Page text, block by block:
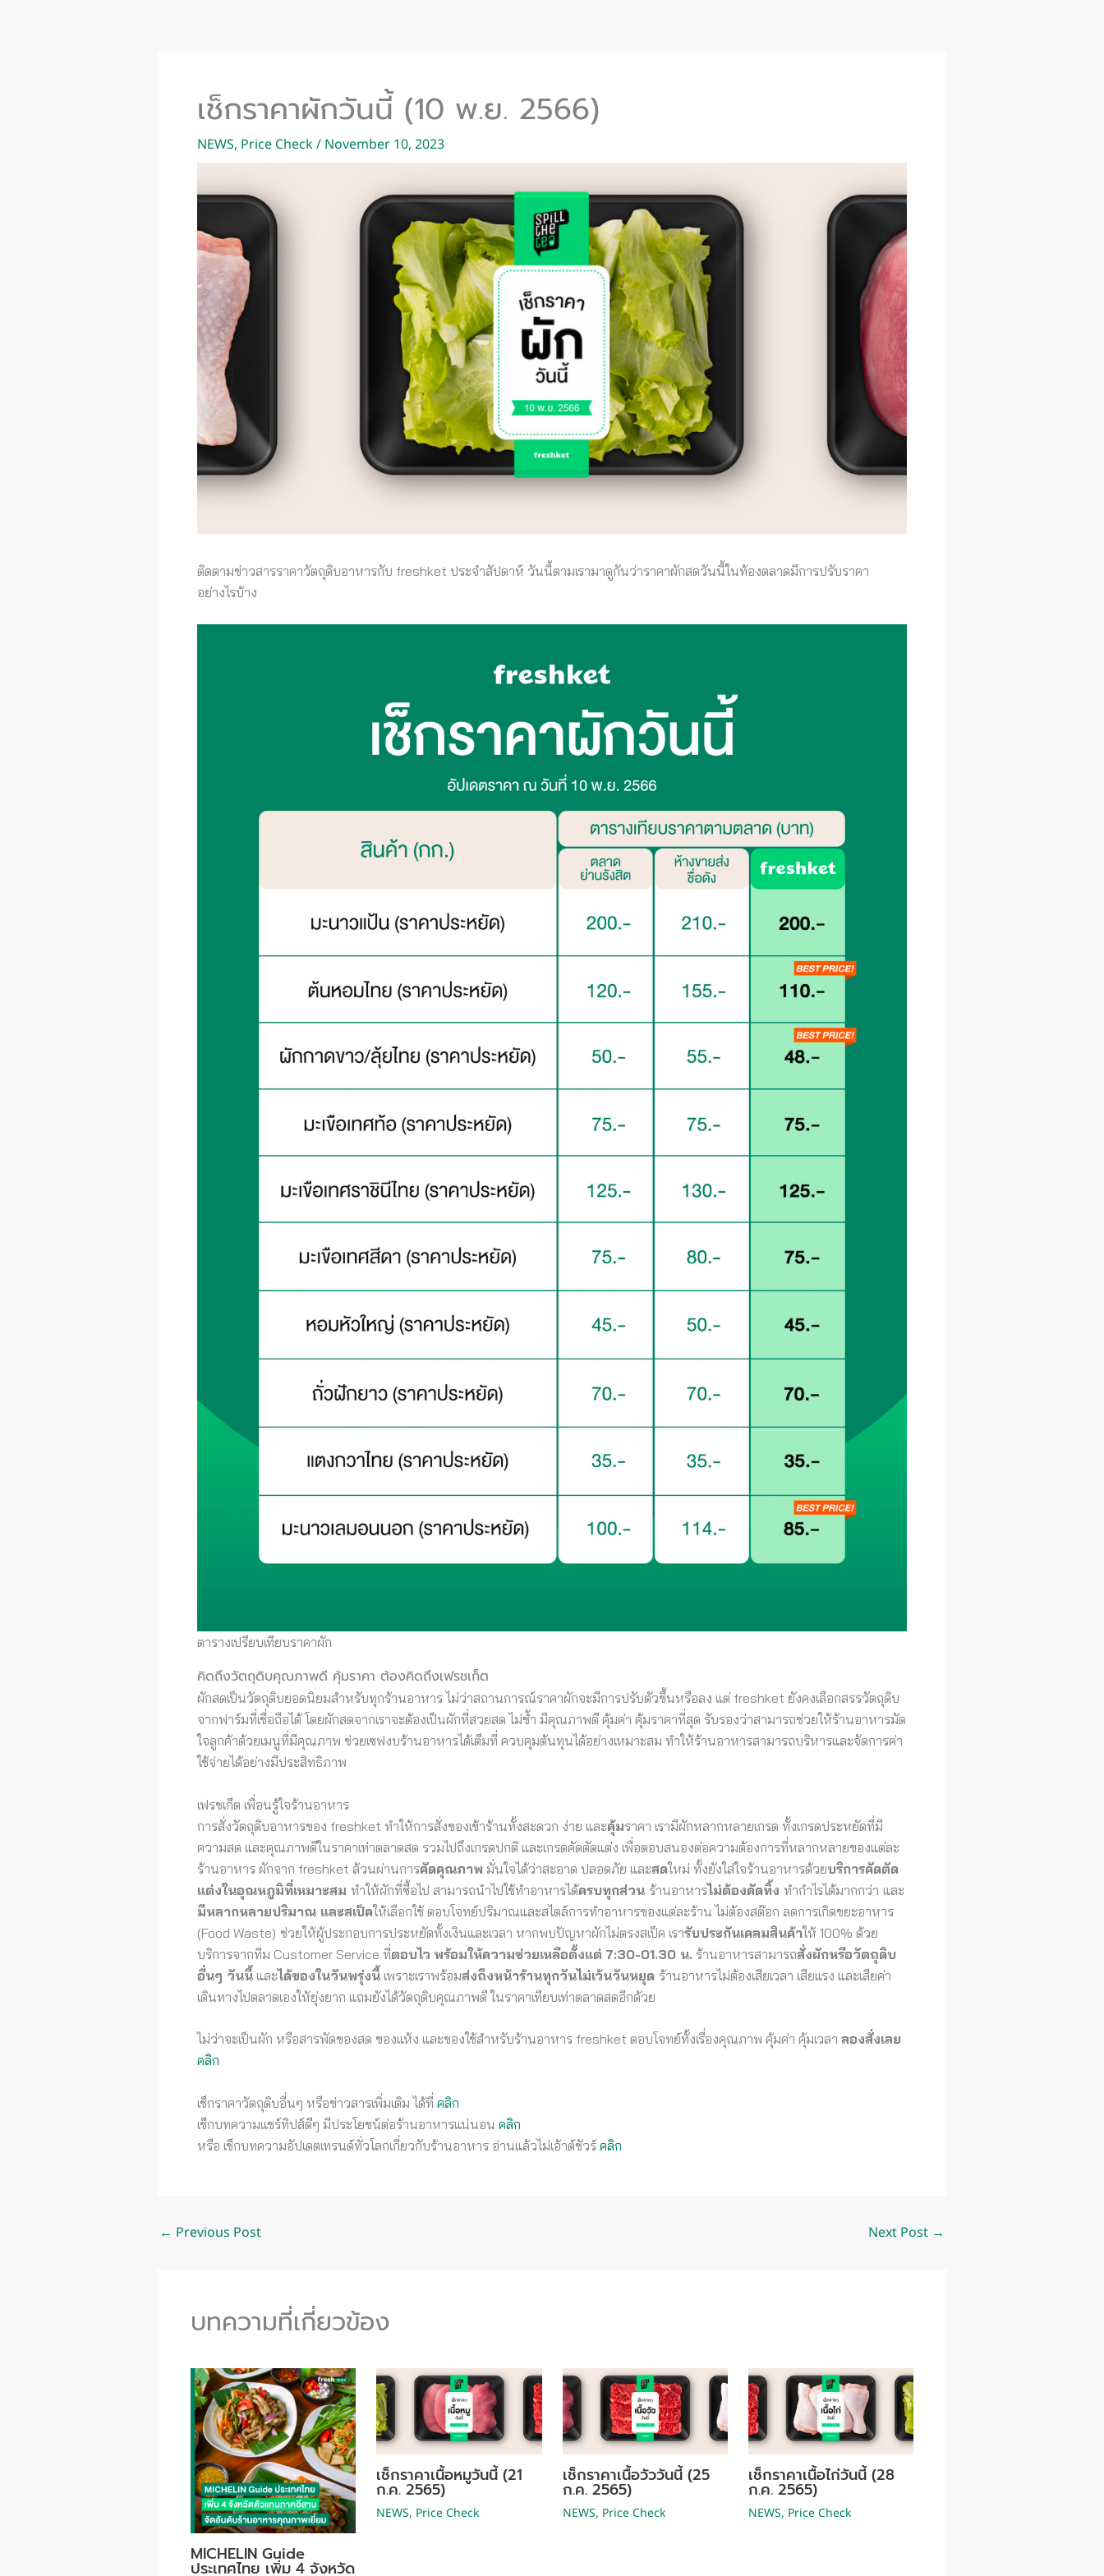
เช็กราคาผักวันนี้ (10 พ.ย. 2566)
NEWS, Price Check/ November 10, 2023
ติดตามข่าวสารราคาวัตถุดิบอาหารกับ freshket ประจำสัปดาห์ วันนี้ตามเรามาดูกันว่าราคาผักสดวันนี้ในท้องตลาดมีการปรับราคา
อย่างไรบ้าง
ตารางเปรียบเทียบราคาผัก
คิดถึงวัตถุดิบคุณภาพดี คุ้มราคา ต้องคิดถึงเฟรชเก็ต
ผักสดเป็นวัตถุดิบยอดนิยมสำหรับทุกร้านอาหาร ไม่ว่าสถานการณ์ราคาผักจะมีการปรับตัวขึ้นหรือลง แต่ freshket ยังคงเลือกสรรวัตถุดิบ
จากฟาร์มที่เชื่อถือได้ โดยผักสดจากเราจะต้องเป็นผักที่สวยสด ไม่ช้ำ มีคุณภาพดี คุ้มค่า คุ้มราคาที่สุด รับรองว่าสามารถช่วยให้ร้านอาหารมัด
ใจลูกค้าด้วยเมนูที่มีคุณภาพ ช่วยเซฟงบร้านอาหารได้เต็มที่ ควบคุมต้นทุนได้อย่างเหมาะสม ทำให้ร้านอาหารสามารถบริหารและจัดการค่า
ใช้จ่ายได้อย่างมีประสิทธิภาพ
เฟรชเก็ต เพื่อนรู้ใจร้านอาหาร
การสั่งวัตถุดิบอาหารของ freshket ทำให้การสั่งของเข้าร้านทั้งสะดวก ง่าย และคุ้มราคา เรามีผักหลากหลายเกรด ทั้งเกรดประหยัดที่มี
ความสด และคุณภาพดีในราคาเท่าตลาดสด รวมไปถึงเกรดปกติ และเกรดคัดตัดแต่ง เพื่อตอบสนองต่อความต้องการที่หลากหลายของแต่ละ
ร้านอาหาร ผักจาก freshket ล้วนผ่านการคัดคุณภาพ มั่นใจได้ว่าสะอาด ปลอดภัย และสดใหม่ ทั้งยังใส่ใจร้านอาหารด้วยบริการคัดตัด
แต่งในอุณหภูมิที่เหมาะสม ทำให้ผักที่ซื้อไป สามารถนำไปใช้ทำอาหารได้ครบทุกส่วน ร้านอาหารไม่ต้องคัดทิ้ง ทำกำไรได้มากกว่า และ
มีหลากหลายปริมาณ และสเป็คให้เลือกใช้ ตอบโจทย์ปริมาณและสไตล์การทำอาหารของแต่ละร้าน ไม่ต้องสต๊อก ลดการเกิดขยะอาหาร
(Food Waste) ช่วยให้ผู้ประกอบการประหยัดทั้งเงินและเวลา หากพบปัญหาผักไม่ตรงสเป็ค เรารับประกันเคลมสินค้าให้ 100% ด้วย
บริการจากทีม Customer Service ที่ตอบไว พร้อมให้ความช่วยเหลือตั้งแต่ 7:30-01.30 น. ร้านอาหารสามารถสั่งผักหรือวัตถุดิบ
อื่นๆ วันนี้ และได้ของในวันพรุ่งนี้ เพราะเราพร้อมส่งถึงหน้าร้านทุกวันไม่เว้นวันหยุด ร้านอาหารไม่ต้องเสียเวลา เสียแรง และเสียค่า
เดินทางไปตลาดเองให้ยุ่งยาก แถมยังได้วัตถุดิบคุณภาพดี ในราคาเทียบเท่าตลาดสดอีกด้วย
ไม่ว่าจะเป็นผัก หรือสารพัดของสด ของแห้ง และของใช้สำหรับร้านอาหาร freshket ตอบโจทย์ทั้งเรื่องคุณภาพ คุ้มค่า คุ้มเวลา ลองสั่งเลย
คลิก
เช็กราคาวัตถุดิบอื่นๆ หรือข่าวสารเพิ่มเติม ได้ที่ คลิก
เช็กบทความแชร์ทิปส์ดีๆ มีประโยชน์ต่อร้านอาหารแน่นอน คลิก
หรือ เช็กบทความอัปเดตเทรนด์ทั่วโลกเกี่ยวกับร้านอาหาร อ่านแล้วไม่เอ้าต์ชัวร์คลิก
← Previous Post Next Post →
บทความที่เกี่ยวข้อง
MICHELIN Guide
ประเทศไทย เพิ่ม 4 จังหวัด
เช็กราคาเนื้อหมูวันนี้ (21
ก.ค. 2565)
NEWS, Price Check
เช็กราคาเนื้อวัววันนี้ (25
ก.ค. 2565)
NEWS, Price Check
เช็กราคาเนื้อไก่วันนี้ (28
ก.ค. 2565)
NEWS, Price Check